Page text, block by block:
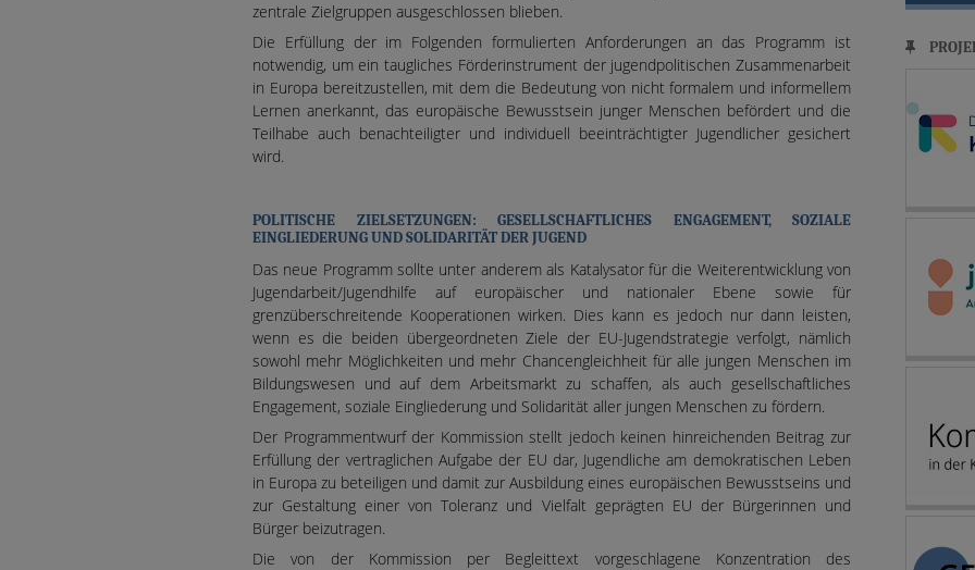
zentrale Zielgruppen ausgeschlossen blieben.
Die Erfüllung der im Folgenden formulierten Anforderungen an das Programm ist
notwendig, um ein taugliches Förderinstrument der jugendpolitischen Zusammenarbeit
in Europa bereitzustellen, mit dem die Bedeutung von nicht formalem und informellem
Lernen anerkannt, das europäische Bewusstsein junger Menschen befördert und die
Teilhabe auch benachteiligter und individuell beeinträchtigter Jugendlicher gesichert
wird.
POLITISCHE ZIELSETZUNGEN: GESELLSCHAFTLICHES ENGAGEMENT, SOZIALE
EINGLIEDERUNG UND SOLIDARITÄT DER JUGEND
Das neue Programm sollte unter anderem als Katalysator für die Weiterentwicklung von
Jugendarbeit/Jugendhilfe auf europäischer und nationaler Ebene sowie für
grenzüberschreitende Kooperationen wirken. Dies kann es jedoch nur dann leisten,
wenn es die beiden übergeordneten Ziele der EU-Jugendstrategie verfolgt, nämlich
sowohl mehr Möglichkeiten und mehr Chancengleichheit für alle jungen Menschen im
Bildungswesen und auf dem Arbeitsmarkt zu schaffen, als auch gesellschaftliches
Engagement, soziale Eingliederung und Solidarität aller jungen Menschen zu fördern.
Der Programmentwurf der Kommission stellt jedoch keinen hinreichenden Beitrag zur
Erfüllung der vertraglichen Aufgabe der EU dar, Jugendliche am demokratischen Leben
in Europa zu beteiligen und damit zur Ausbildung eines europäischen Bewusstseins und
zur Gestaltung einer von Toleranz und Vielfalt geprägten EU der Bürgerinnen und
Bürger beizutragen.
Die von der Kommission per Begleittext vorgeschlagene Konzentration des